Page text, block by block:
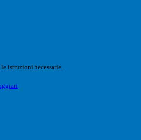
istruzioni necessarie.